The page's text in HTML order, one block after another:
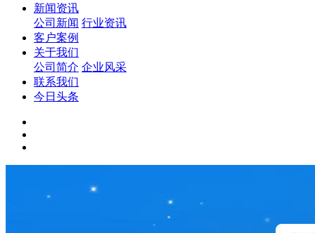
新闻资讯
公司新闻 行业资讯
客户案例
关于我们
公司简介 企业风采
联系我们
今日头条